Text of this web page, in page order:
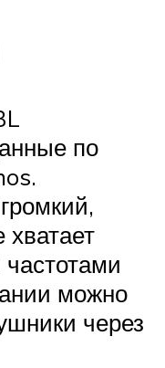
по
можно
через